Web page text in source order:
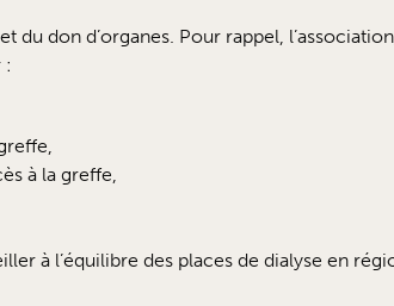
du don d’organes. Pour rappel,
:
à la greffe,
à l’équilibre des places de dialyse en